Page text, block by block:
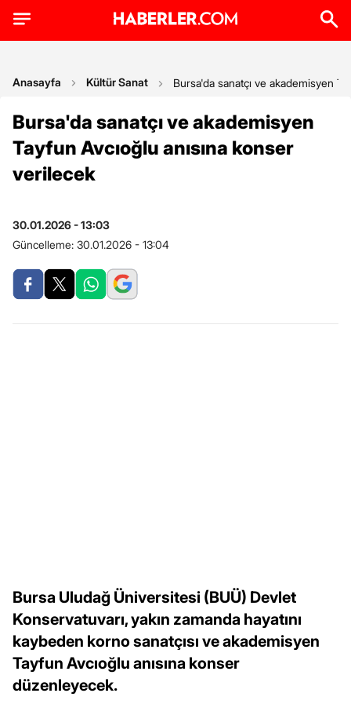
Anasayfa Kültür Sanat Bursa'da sanatçı ve akademisyen
Bursa'da sanatçı ve akademisyen
Tayfun Avcıoğlu anısına konser
verilecek
30.01.2026 - 13:03
Güncelleme: 30.01.2026 - 13:04
Bursa Uludağ Üniversitesi (BUÜ) Devlet
Konservatuvarı, yakın zamanda hayatını
kaybeden korno sanatçısı ve akademisyen
Tayfun Avcıoğlu anısına konser
düzenleyecek.